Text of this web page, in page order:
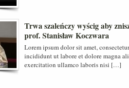
Trwa szaleńczy wyścig aby
prof. Stanisław Koczwara
Lorem ipsum dolor sit amet,
incididunt ut labore et dolore magna
exercitation ullamco laboris nisi […]